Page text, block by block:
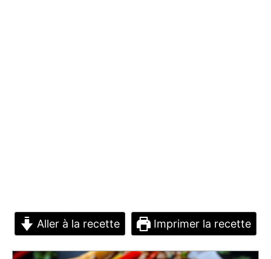
Aller à la recette Imprimer la recette